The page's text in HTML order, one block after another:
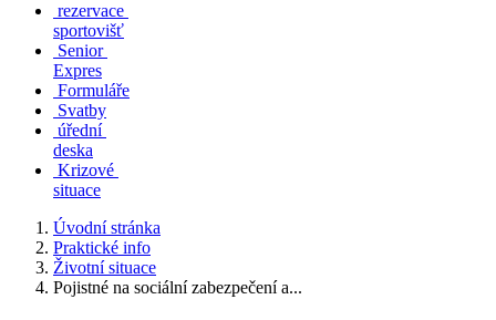
rezervace
sportovišť
Senior
Expres
Formuláře
Svatby
úřední
deska
Krizové
situace
Úvodní stránka
Praktické info
Životní situace
Pojistné na sociální zabezpečení a...